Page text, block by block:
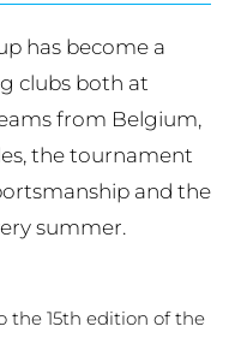
has become a
clubs both at
from Belgium,
the tournament
and the
summer.
the 15th edition of the